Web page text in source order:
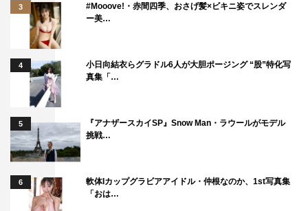
3
#Mooove!・赤間四季、おさげ髪×ビキニ姿でスレンダ
ー美…
4
小日向結衣らグラドル6人が大胆ポージング “股”特化写
真集「…
5
『アナザースカイSP』Snow Man・ラウールがモデル
挑戦…
6
軟体Iカップグラビアアイドル・仲根なのか、1st写真集
「おは…